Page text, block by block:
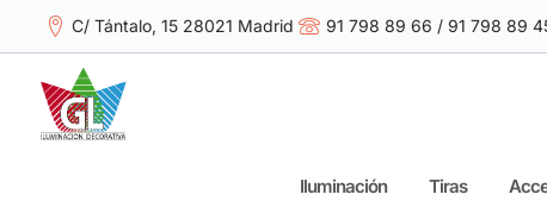
C/ Tántalo, 15 28021 Madrid 91 798 89 66 / 91 798 89
Iluminación Tiras